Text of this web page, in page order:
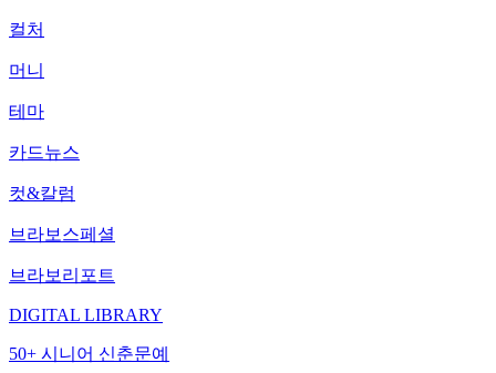
컬처
머니
테마
카드뉴스
컷&칼럼
브라보스페셜
브라보리포트
DIGITAL LIBRARY
50+ 시니어 신춘문예